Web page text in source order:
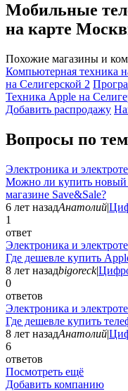
Мобильные
на карте
Похожие магазины и
Компьютерная техника
на Селигерской 2
Техника Apple на
Добавить раcпродажу
Вопросы по
Электроника и
Можно ли купить новый
магазине Save&Sale?
6 лет назадАнатолий|
1
ответ
Электроника и
Где дешевле купить
8 лет назадbigoreck|
0
ответов
Электроника и
Где дешевле купить
8 лет назадАнатолий|
6
ответов
Посмотреть ещё
Добавить компанию